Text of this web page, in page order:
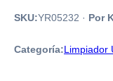
SKU:YR05232 · Por
Categoría:Limpiador